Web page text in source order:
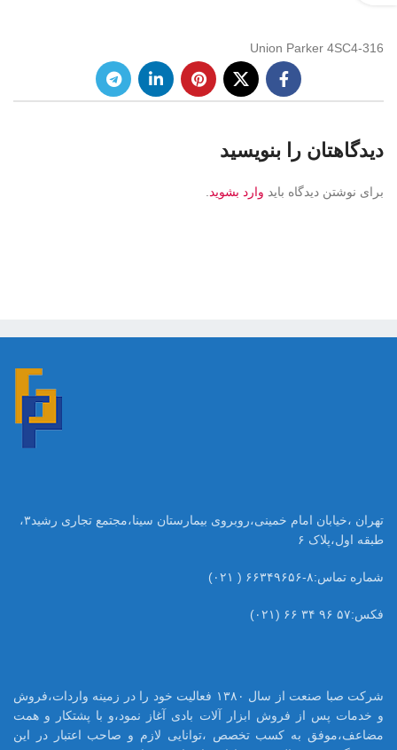
Union Parker 4SC4-316
دیدگاهتان را بنویسید
برای نوشتن دیدگاه باید وارد بشوید
تهران ،خیابان امام خمینی،روبروی بیمارستان سینا،مجتمع تجاری رشید۳،
طبقه اول،پلاک ۶
شماره تماس:۸-۶۶۳۴۹۶۵۶ ( ۰۲۱)
فکس:۵۷ ۹۶ ۳۴ ۶۶ (۰۲۱)
شرکت صبا صنعت از سال ۱۳۸۰ فعالیت خود را در زمینه واردات،فروش
و خدمات پس از فروش ابزار آلات بادی آغاز نمود،و با پشتکار و همت
مضاعف،موفق به کسب تخصص ،توانایی لازم و صاحب اعتبار در این